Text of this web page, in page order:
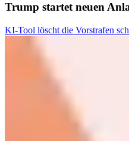
Trump startet neuen
KI-Tool löscht die Vorstrafen